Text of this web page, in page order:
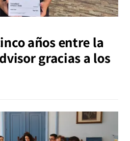
años entre la
gracias a los